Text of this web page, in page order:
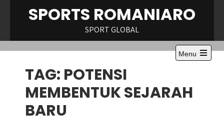
SPORTS ROMANIARO
SPORT GLOBAL
Menu
Open
TAG: POTENSI
MEMBENTUK SEJARAH
BARU